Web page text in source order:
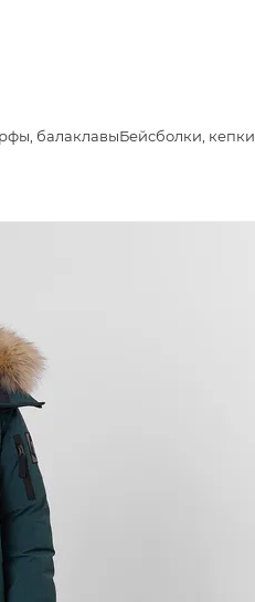
балаклавыБейсболки, кепки